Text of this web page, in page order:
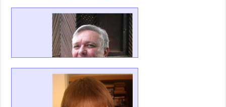
dr Milorad Stanojević,
Redovni profesor
Saobraćajni fakultet, Beograd